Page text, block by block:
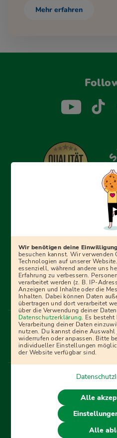
Mehr erfahren
Erfolgreich bewerben
begleiten dich Schritt für
Ratgebern und
Videokursen und vielem
Menü Fußleiste
Impressum Bildquellen
Partner
AGB
Bestellung
Vertrag
© 2026 Ausbildungspark
Wir benötigen deine
besuchen kannst. Wir verwenden
Technologien auf unserer
essenziell, während andere uns
Erfahrung zu verbessern.
verarbeitet werden (z. B. IP-
Anzeigen und Inhalte oder die
Inhalten. Dabei können Daten
übertragen und dort verarbeitet
über die Verwendung deiner
Datenschutzerklärung. Es
Verarbeitung deiner Daten
nutzen. Du kannst deine
widerrufen oder anpassen. Bitte
individueller Einstellungen
der Website verfügbar sind.
Datenschutz
Alle
Alle